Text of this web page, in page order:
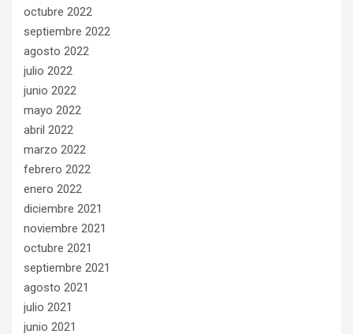
octubre 2022
septiembre 2022
agosto 2022
julio 2022
junio 2022
mayo 2022
abril 2022
marzo 2022
febrero 2022
enero 2022
diciembre 2021
noviembre 2021
octubre 2021
septiembre 2021
agosto 2021
julio 2021
junio 2021